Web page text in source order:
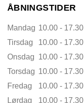
ÅBNINGSTIDER
Mandag 10.00 - 17.30
Tirsdag
10.00 - 17.30
Onsdag 10.00 - 17.30
Torsdag 10.00 - 17.30
Fredag
10.00 - 17.30
Lørdag
10.00 - 17.30